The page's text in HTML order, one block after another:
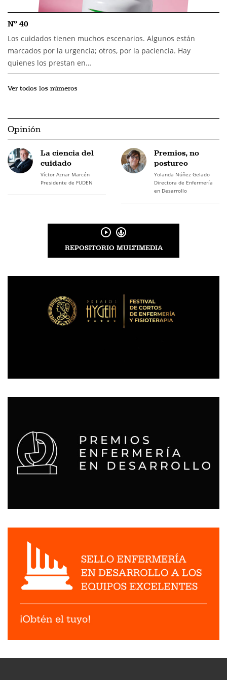
Nº 40
Los cuidados tienen muchos escenarios. Algunos están
marcados por la urgencia; otros, por la paciencia. Hay
quienes los prestan en…
Ver todos los números
Opinión
La ciencia del
cuidado
Víctor Aznar Marcén
Presidente de FUDEN
Premios, no
postureo
Yolanda Núñez Gelado
Directora de Enfermería
en Desarrollo
REPOSITORIO MULTIMEDIA